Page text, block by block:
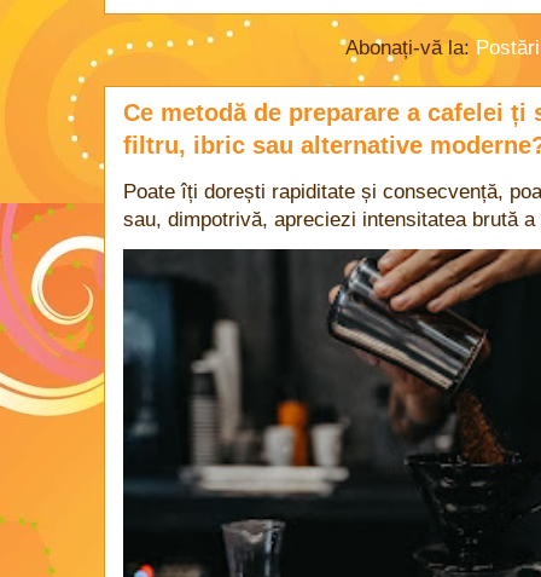
Abonați-vă la:
Ce metodă de preparare a cafelei
filtru, ibric sau alternative
Poate îți dorești rapiditate și consecvență,
sau, dimpotrivă, apreciezi intensitatea brută